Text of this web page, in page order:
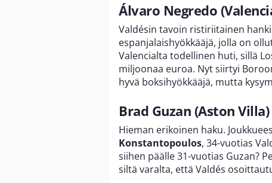
Álvaro Negredo
Valdésin tavoin ristiriitainen
espanjalaishyökkääjä, jolla on
Valencialta todellinen huti, sillä
miljoonaa euroa. Nyt siirtyi
hyvä boksihyökkääjä, mutta
Brad Guzan (Aston Villa)
Hieman erikoinen haku.
Konstantopoulos, 34-vuotias
siihen päälle 31-vuotias Guzan?
siltä varalta, että Valdés